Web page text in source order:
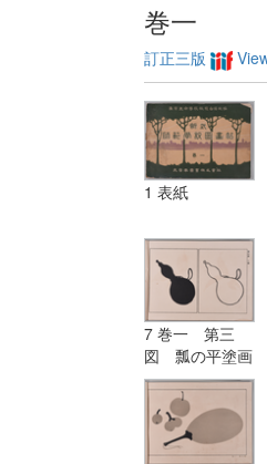
巻一
訂正三版
1 表紙
7 巻一 第三
図 瓢の平塗画
及び輪郭画